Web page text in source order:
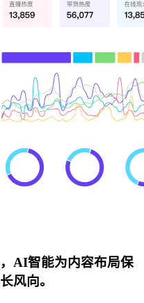
AI智能为内容布局保
风向。